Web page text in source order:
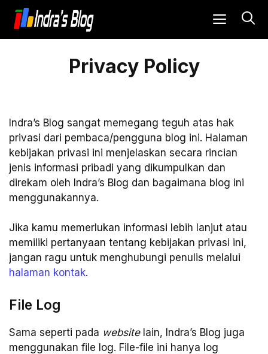
Langsung
isi
MENU
Privacy Policy
Indra’s Blog sangat memegang teguh atas hak
privasi dari pembaca/pengguna blog ini. Halaman
kebijakan privasi ini menjelaskan secara rincian
jenis informasi pribadi yang dikumpulkan dan
direkam oleh Indra’s Blog dan bagaimana blog ini
menggunakannya.
Jika kamu memerlukan informasi lebih lanjut atau
memiliki pertanyaan tentang kebijakan privasi ini,
jangan ragu untuk menghubungi penulis melalui
halaman kontak.
File Log
Sama seperti pada websitelain, Indra’s Blog juga
menggunakan file log. File-file ini hanya log